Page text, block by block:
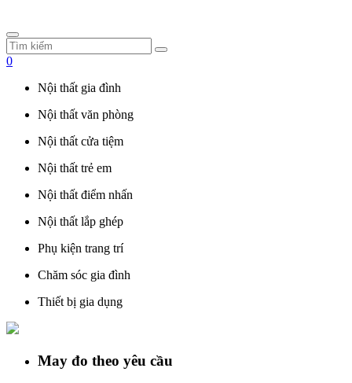
0
Nội thất gia đình
Nội thất văn phòng
Nội thất cửa tiệm
Nội thất trẻ em
Nội thất điểm nhấn
Nội thất lắp ghép
Phụ kiện trang trí
Chăm sóc gia đình
Thiết bị gia dụng
May đo theo yêu cầu